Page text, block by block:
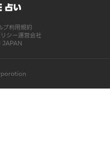
プ利用規約
シー運営会社
した | LINE占い